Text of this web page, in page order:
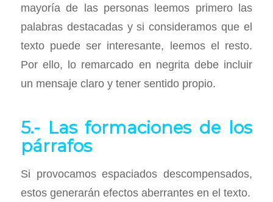
mayoría de las personas leemos primero las
palabras destacadas y si consideramos que el
texto puede ser interesante, leemos el resto.
Por ello, lo remarcado en negrita debe incluir
un mensaje claro y tener sentido propio.
5.- Las formaciones de los
párrafos
Si provocamos espaciados descompensados,
estos generarán efectos aberrantes en el texto.